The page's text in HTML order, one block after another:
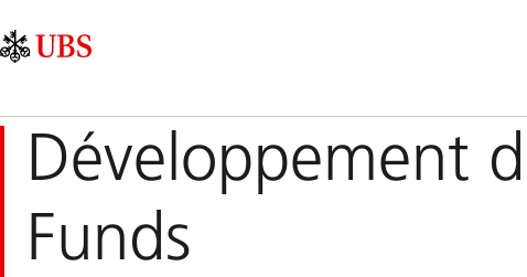
Area
principale
Développement
Funds